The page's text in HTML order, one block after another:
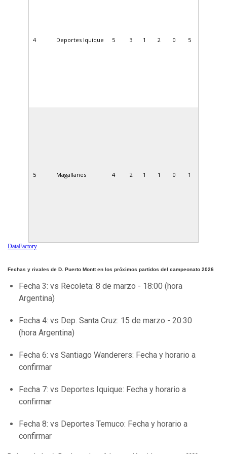
4 Deportes Iquique 5 3 1 2 0 5
5 Magallanes 4 2 1 1 0 1
DataFactory
Fechas y rivales de D. Puerto Montt en los próximos partidos del campeonato 2026
Fecha 3: vs Recoleta: 8 de marzo - 18:00 (hora
Argentina)
Fecha 4: vs Dep. Santa Cruz: 15 de marzo - 20:30
(hora Argentina)
Fecha 6: vs Santiago Wanderers: Fecha y horario a
confirmar
Fecha 7: vs Deportes Iquique: Fecha y horario a
confirmar
Fecha 8: vs Deportes Temuco: Fecha y horario a
confirmar